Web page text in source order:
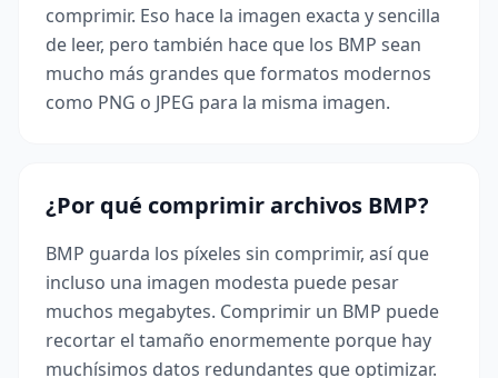
comprimir. Eso hace la imagen exacta y sencilla
de leer, pero también hace que los BMP sean
mucho más grandes que formatos modernos
como PNG o JPEG para la misma imagen.
¿Por qué comprimir archivos BMP?
BMP guarda los píxeles sin comprimir, así que
incluso una imagen modesta puede pesar
muchos megabytes. Comprimir un BMP puede
recortar el tamaño enormemente porque hay
muchísimos datos redundantes que optimizar.